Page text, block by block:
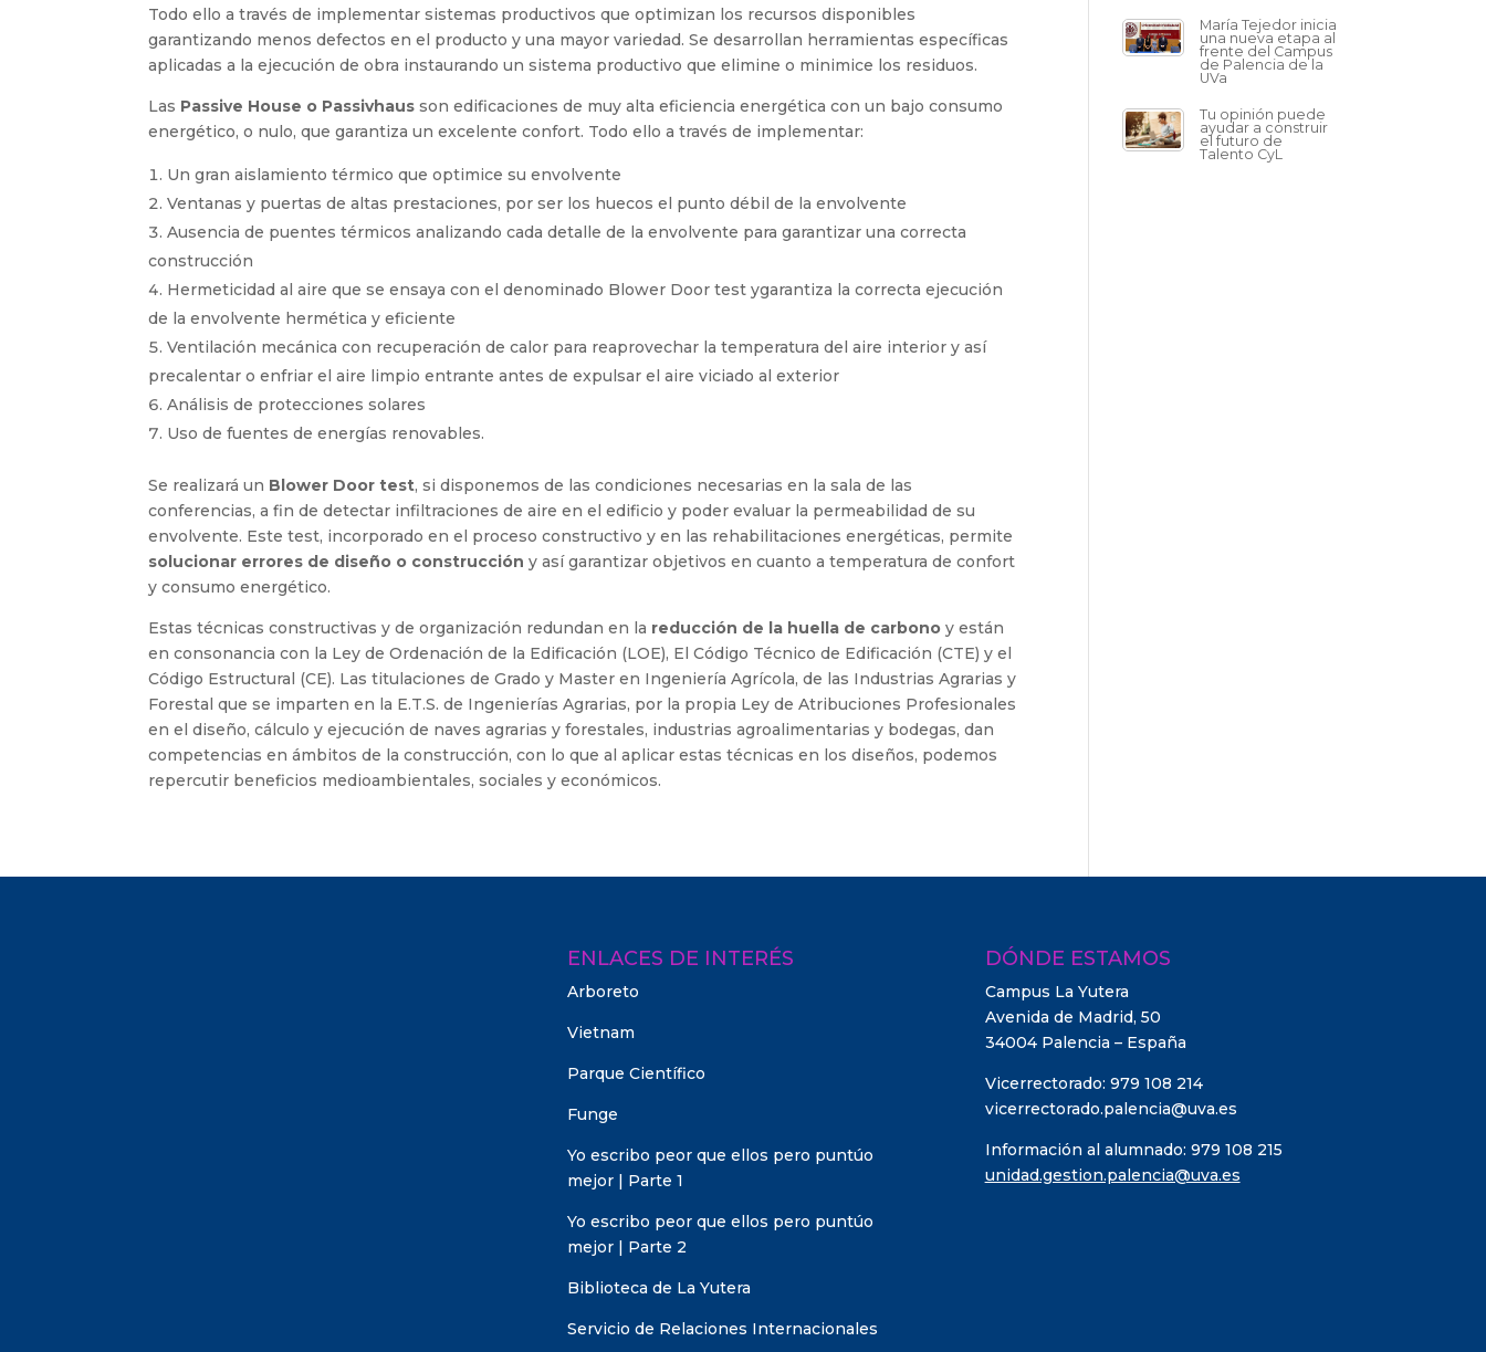
Todo ello a través de implementar sistemas productivos que optimizan los recursos disponibles
garantizando menos defectos en el producto y una mayor variedad. Se desarrollan herramientas específicas
aplicadas a la ejecución de obra instaurando un sistema productivo que elimine o minimice los residuos.
Las Passive House o Passivhaus son edificaciones de muy alta eficiencia energética con un bajo consumo
energético, o nulo, que garantiza un excelente confort. Todo ello a través de implementar:
Un gran aislamiento térmico que optimice su envolvente
Ventanas y puertas de altas prestaciones, por ser los huecos el punto débil de la envolvente
Ausencia de puentes térmicos analizando cada detalle de la envolvente para garantizar una correcta
construcción
Hermeticidad al aire que se ensaya con el denominado Blower Door test ygarantiza la correcta ejecución
de la envolvente hermética y eficiente
Ventilación mecánica con recuperación de calor para reaprovechar la temperatura del aire interior y así
precalentar o enfriar el aire limpio entrante antes de expulsar el aire viciado al exterior
Análisis de protecciones solares
Uso de fuentes de energías renovables.
Se realizará un Blower Door test, si disponemos de las condiciones necesarias en la sala de las
conferencias, a fin de detectar infiltraciones de aire en el edificio y poder evaluar la permeabilidad de su
envolvente. Este test, incorporado en el proceso constructivo y en las rehabilitaciones energéticas, permite
solucionar errores de diseño o construcción y así garantizar objetivos en cuanto a temperatura de confort
y consumo energético.
Estas técnicas constructivas y de organización redundan en la reducción de la huella de carbono y están
en consonancia con la Ley de Ordenación de la Edificación (LOE), El Código Técnico de Edificación (CTE) y el
Código Estructural (CE). Las titulaciones de Grado y Master en Ingeniería Agrícola, de las Industrias Agrarias y
Forestal que se imparten en la E.T.S. de Ingenierías Agrarias, por la propia Ley de Atribuciones Profesionales
en el diseño, cálculo y ejecución de naves agrarias y forestales, industrias agroalimentarias y bodegas, dan
competencias en ámbitos de la construcción, con lo que al aplicar estas técnicas en los diseños, podemos
repercutir beneficios medioambientales, sociales y económicos.
María Tejedor inicia
una nueva etapa al
frente del Campus
de Palencia de la
UVa
Tu opinión puede
ayudar a construir
el futuro de
Talento CyL
ENLACES DE INTERÉS
Arboreto
Vietnam
Parque Científico
Funge
Yo escribo peor que ellos pero puntúo
mejor | Parte 1
Yo escribo peor que ellos pero puntúo
mejor | Parte 2
Biblioteca de La Yutera
Servicio de Relaciones Internacionales
DÓNDE ESTAMOS
Campus La Yutera
Avenida de Madrid, 50
34004 Palencia – España
Vicerrectorado: 979 108 214
vicerrectorado.palencia@uva.es
Información al alumnado: 979 108 215
unidad.gestion.palencia@uva.es